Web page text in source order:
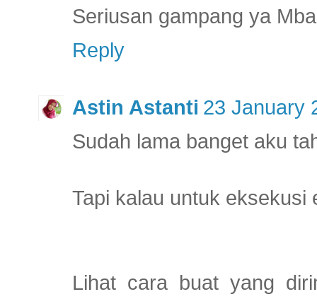
Seriusan gampang ya
Reply
Astin Astanti 23 January
Sudah lama banget aku
Tapi kalau untuk eksekusi
Lihat cara buat yang